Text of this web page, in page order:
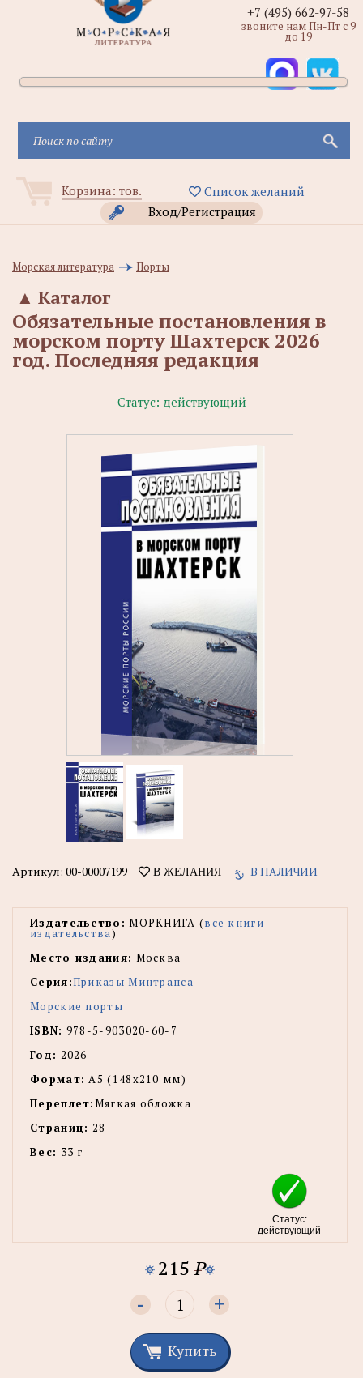
Корзина: тов.
Список желаний
Вход/Регистрация
+7 (495) 662-97-58
звоните нам Пн-Пт с 9
до 19
Морская литература Порты
Каталог
▲
Обязательные постановления в
морском порту Шахтерск 2026
год. Последняя редакция
Статус: действующий
Артикул: 00-00007199 В ЖЕЛАНИЯ В НАЛИЧИИ
Издательство: МОРКНИГА (все книги
издательства)
Место издания: Москва
Серия:Приказы Минтранса
Морские порты
ISBN: 978-5-903020-60-7
Год: 2026
Формат: А5 (148x210 мм)
Переплет:Мягкая обложка
Страниц: 28
Вес: 33 г
Статус:
действующий
215 P
- +
Купить